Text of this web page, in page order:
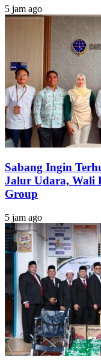
5 jam ago
Sabang Ingin
Jalur Udara, Wali
Group
5 jam ago